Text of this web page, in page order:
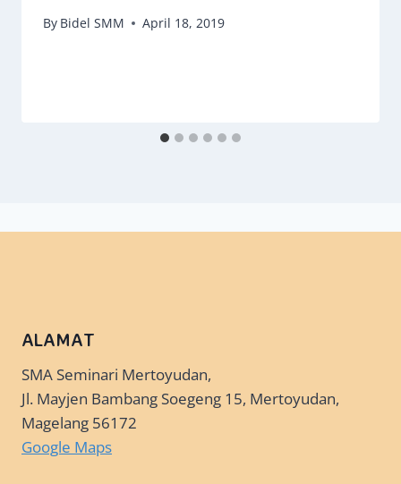
By Bidel SMM April 18, 2019
ALAMAT
SMA Seminari Mertoyudan,
Jl. Mayjen Bambang Soegeng 15, Mertoyudan,
Magelang 56172
Google Maps